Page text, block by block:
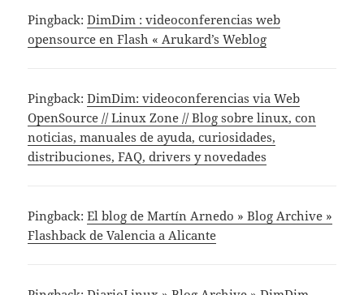
Pingback:DimDim : videoconferencias web
opensource en Flash « Arukard’s Weblog
Pingback:DimDim: videoconferencias via Web
OpenSource // Linux Zone // Blog sobre linux, con
noticias, manuales de ayuda, curiosidades,
distribuciones, FAQ, drivers y novedades
Pingback:El blog de Martín Arnedo » Blog Archive »
Flashback de Valencia a Alicante